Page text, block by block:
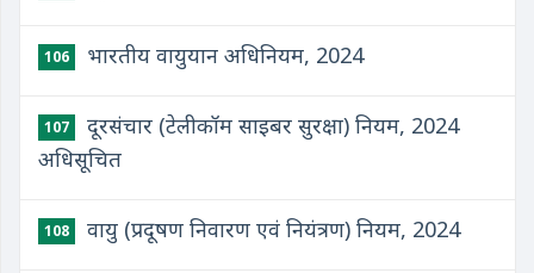
106 भारतीय वायुयान अधिनियम, 2024
107
​दूरसंचार (टेलीकॉम साइबर सुरक्षा) नियम, 2024
अधिसूचित
108 ​वायु (प्रदूषण निवारण एवं नियंत्रण) नियम, 2024